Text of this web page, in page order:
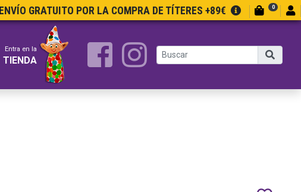
ENVÍO GRATUITO POR LA COMPRA DE TÍTERES +89€ 0
Entra en la
TIENDA